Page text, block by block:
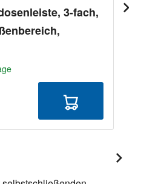
3-fach,